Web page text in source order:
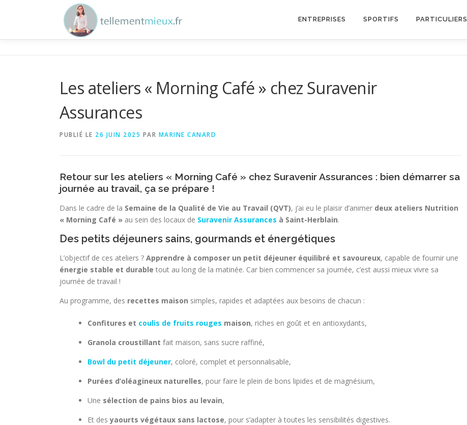
ENTREPRISES SPORTIFS PARTICULIERS
Les ateliers « Morning Café » chez Suravenir
Assurances
PUBLIÉ LE 26 JUIN 2025 PAR MARINE CANARD
Retour sur les ateliers « Morning Café » chez Suravenir Assurances : bien démarrer sa
journée au travail, ça se prépare !
Dans le cadre de la Semaine de la Qualité de Vie au Travail (QVT), j’ai eu le plaisir d’animer deux ateliers Nutrition
« Morning Café » au sein des locaux de Suravenir Assurances à Saint-Herblain.
Des petits déjeuners sains, gourmands et énergétiques
L’objectif de ces ateliers ? Apprendre à composer un petit déjeuner équilibré et savoureux, capable de fournir une
énergie stable et durable tout au long de la matinée. Car bien commencer sa journée, c’est aussi mieux vivre sa
journée de travail !
Au programme, des recettes maison simples, rapides et adaptées aux besoins de chacun :
Confitures et coulis de fruits rouges maison, riches en goût et en antioxydants,
Granola croustillant fait maison, sans sucre raffiné,
Bowl du petit déjeuner, coloré, complet et personnalisable,
Purées d’oléagineux naturelles, pour faire le plein de bons lipides et de magnésium,
Une sélection de pains bios au levain,
Et desyaourts végétaux sans lactose, pour s’adapter à toutes les sensibilités digestives.